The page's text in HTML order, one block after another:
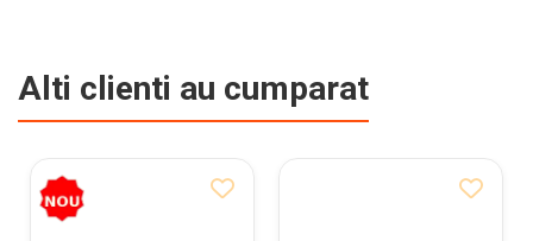
Alti clienti au cumparat